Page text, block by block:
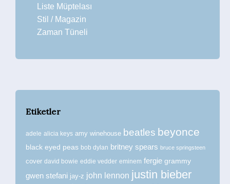
Liste Müptelası
Stil / Magazin
Zaman Tüneli
Etiketler
adele alicia keys amy winehouse beatles beyonce
black eyed peas bob dylan britney spears bruce springsteen
cover david bowie eddie vedder eminem fergie grammy
gwen stefani jay-z john lennon justin bieber